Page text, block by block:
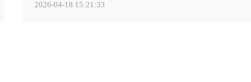
2026-04-18 15:21:33